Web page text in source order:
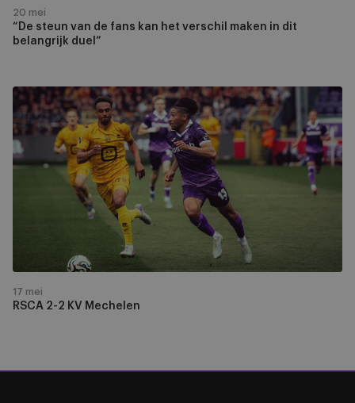
dit
belangrijk
duel”
“De steun van de fans kan het verschil maken in dit
belangrijk duel”
20 mei
RSCA
2-
2
KV
Mechelen
RSCA 2-2 KV Mechelen
17 mei